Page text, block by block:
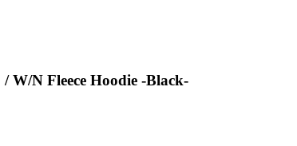
W/N Fleece Hoodie -Black-